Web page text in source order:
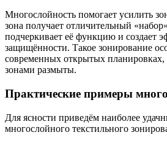
Многослойность помогает усилить
зона получает отличительный
подчеркивает её функцию и создает
защищённости. Такое зонирование
современных открытых
зонами размыты.
Практические примеры
Для ясности приведём наиболее
многослойного текстильного